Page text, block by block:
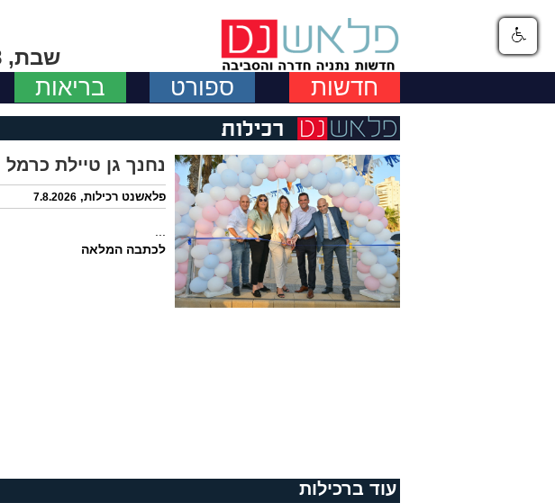
שבת, 8 באוגוסט 2026
חדשות ספורט בריאות
נחנך גן טיילת כרמל
פלאשנט רכילות, 7.8.2026
לכתבה המלאה
עוד ברכילות